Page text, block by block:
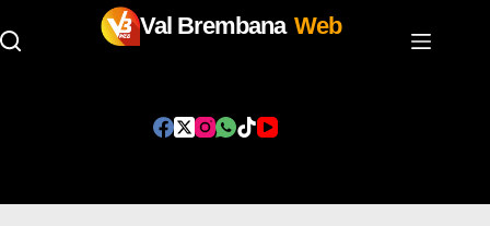
Val Brembana Web